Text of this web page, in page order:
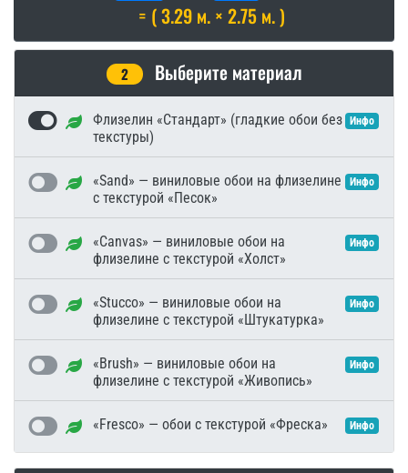
= ( 3.29 м. × 2.75 м. )
2 Выберите материал
Флизелин «Стандарт» (гладкие обои без
текстуры)
Инфо
«Sand» — виниловые обои на флизелине
с текстурой «Песок»
Инфо
«Canvas» — виниловые обои на
флизелине с текстурой «Холст»
Инфо
«Stucco» — виниловые обои на
флизелине с текстурой «Штукатурка»
Инфо
«Brush» — виниловые обои на
флизелине с текстурой «Живопись»
Инфо
«Fresco» — обои с текстурой «Фреска» Инфо